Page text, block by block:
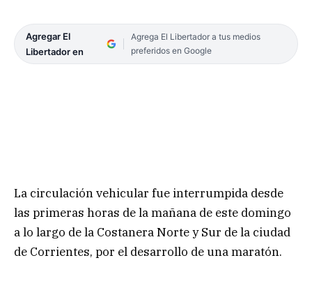
Agregar El
Libertador en
Agrega El Libertador a tus medios
preferidos en Google
La circulación vehicular fue interrumpida desde
las primeras horas de la mañana de este domingo
a lo largo de la Costanera Norte y Sur de la ciudad
de Corrientes, por el desarrollo de una maratón.